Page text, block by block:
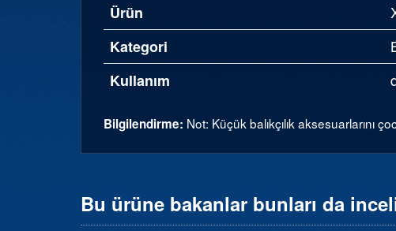
Ürün
Kategori
Kullanım
Bilgilendirme: Not: Küçük balıkçılık aksesuarlarını
Bu ürüne bakanlar bunları da